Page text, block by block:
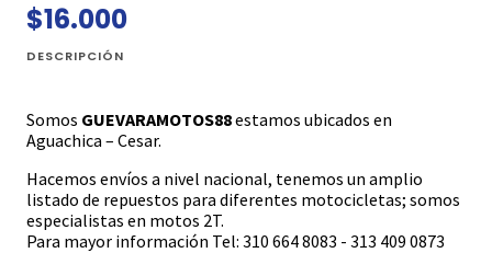
$16.000
DESCRIPCIÓN
Somos GUEVARAMOTOS88estamos ubicados en
Aguachica – Cesar.
Hacemos envíos a nivel nacional, tenemos un amplio
listado de repuestos para diferentes motocicletas; somos
especialistas en motos 2T.
Para mayor información Tel: 310 664 8083 - 313 409 0873